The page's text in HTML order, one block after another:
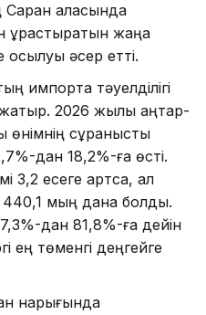
қаласында
құрастыратын жаңа
әсер етті.
импортқа тәуелділігі
2026 жылы қаңтар-
өнімнің сұранысты
дан 18,2%-ға өсті.
3,2 есеге артса, ал
440,1 мың дана болды.
дан 81,8%-ға дейін
ең төменгі деңгейге
нарығында